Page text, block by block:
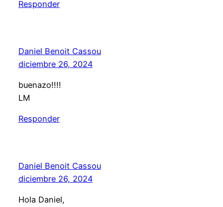
Responder
Daniel Benoit Cassou
diciembre 26, 2024
buenazo!!!!
LM
Responder
Daniel Benoit Cassou
diciembre 26, 2024
Hola Daniel,